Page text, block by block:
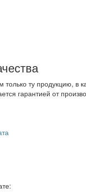
ту продукцию, в
гарантией от